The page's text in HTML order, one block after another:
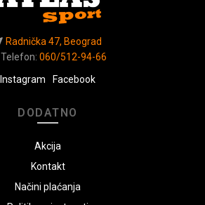
Radnička 47, Beograd
Telefon: 060/512-94-66
Instagram
Facebook
DODATNO
Akcija
Kontakt
Načini plaćanja